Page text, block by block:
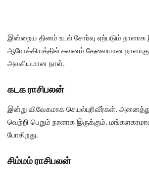
இன்றைய தினம் உடல் சோர்வு ஏற்படும் நாளாக
ஆரோக்கியத்தில் கவனம் தேவையான
அவசியமான நாள்.
கடக ராசிபலன்
இன்று விவேகமாக செயல்புரிவீர்கள்.
வெற்றி பெறும் நாளாக இருக்கும்.
போகிறது.
சிம்மம் ராசிபலன்